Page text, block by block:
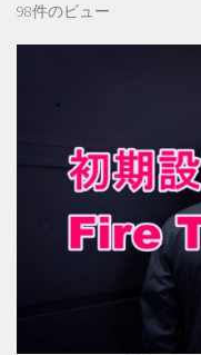
98件のビュー